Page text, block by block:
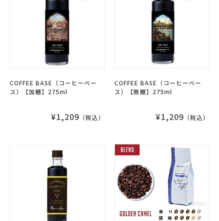
COFFEE BASE（コーヒーベー
ス）【加糖】275ml
¥1,209 （税込）
COFFEE BASE（コーヒーベー
ス）【無糖】275ml
¥1,209 （税込）